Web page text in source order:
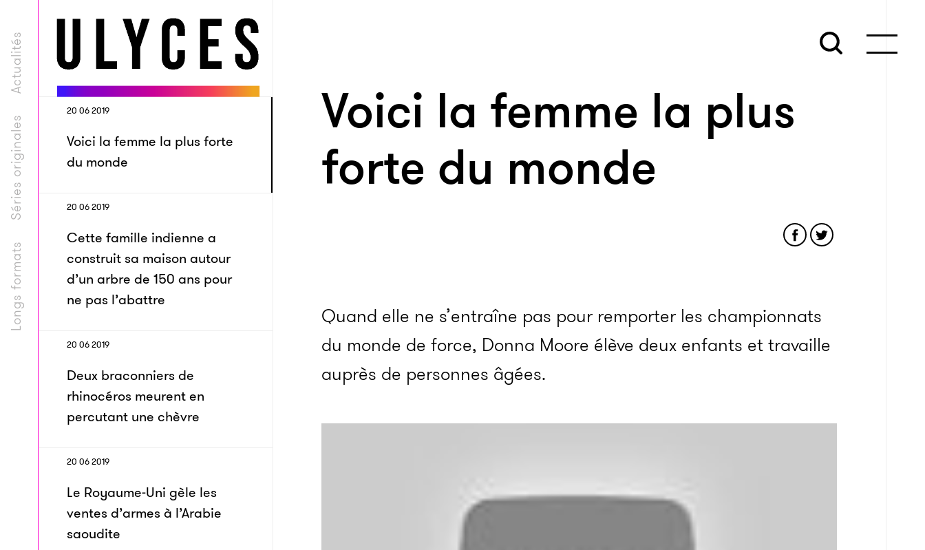
Longs formats
Séries originales
Actualités
20 06 2019
Voici la femme la plus forte
du monde
20 06 2019
Cette famille indienne a
construit sa maison autour
d’un arbre de 150 ans pour
ne pas l’abattre
20 06 2019
Deux braconniers de
rhinocéros meurent en
percutant une chèvre
20 06 2019
Le Royaume-Uni gèle les
ventes d’armes à l’Arabie
saoudite
Voici la femme la plus
forte du monde
Quand elle ne s’entraîne pas pour remporter les championnats
du monde de force, Donna Moore élève deux enfants et travaille
auprès de personnes âgées.